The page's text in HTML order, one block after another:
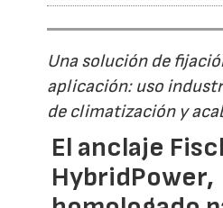
Una solución de
aplicación: uso
de climatización y
El anclaje
HybridPower,